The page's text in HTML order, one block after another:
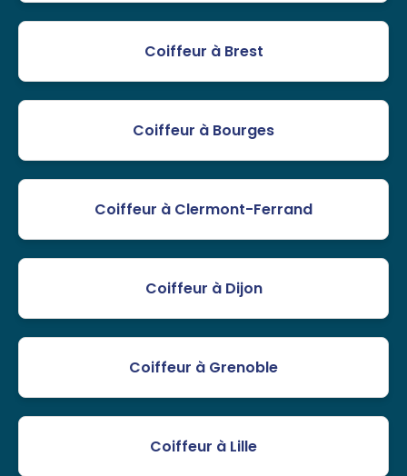
Coiffeur à Brest
Coiffeur à Bourges
Coiffeur à Clermont-Ferrand
Coiffeur à Dijon
Coiffeur à Grenoble
Coiffeur à Lille